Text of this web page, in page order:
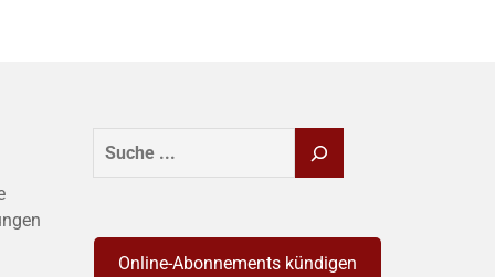
SUCHEN
Online-Abonnements kündigen